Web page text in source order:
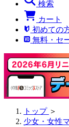
検索
カート
初めての
無料・セ
トップ ＞
少女・女性